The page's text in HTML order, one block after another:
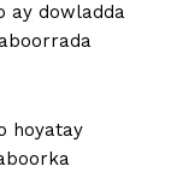
ay dowladda
hoyatay